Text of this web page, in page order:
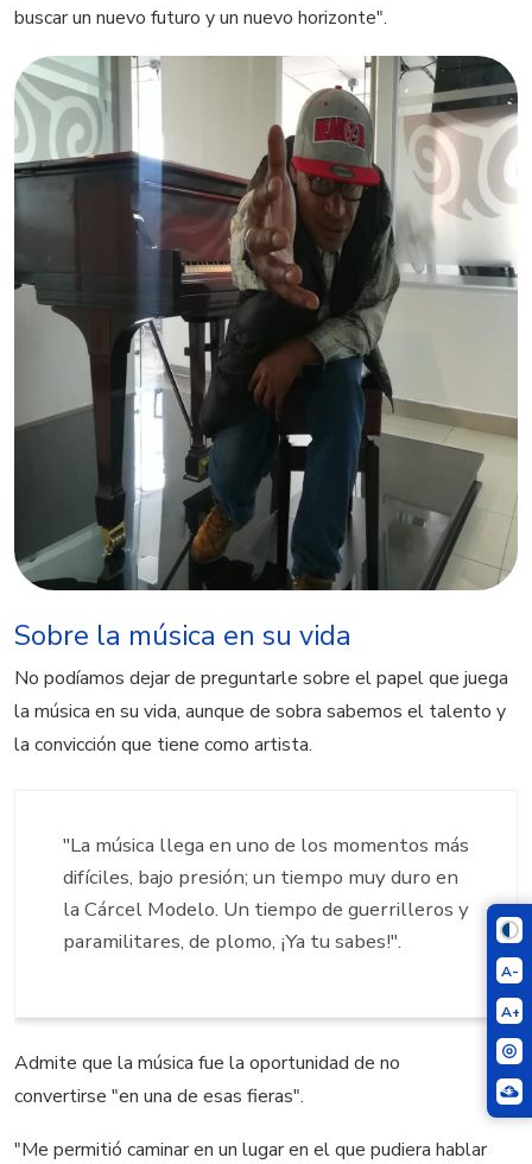
A-
A+
buscar un nuevo futuro y un nuevo horizonte".
Sobre la música en su vida
No podíamos dejar de preguntarle sobre el papel que juega
la música en su vida, aunque de sobra sabemos el talento y
la convicción que tiene como artista.
"La música llega en uno de los momentos más
difíciles, bajo presión; un tiempo muy duro en
la Cárcel Modelo. Un tiempo de guerrilleros y
paramilitares, de plomo, ¡Ya tu sabes!".
Admite que la música fue la oportunidad de no
convertirse "en una de esas fieras".
"Me permitió caminar en un lugar en el que pudiera hablar